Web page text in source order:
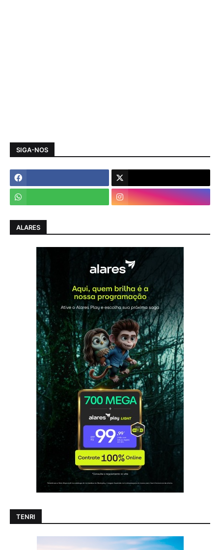
SIGA-NOS
ALARES
TENRI